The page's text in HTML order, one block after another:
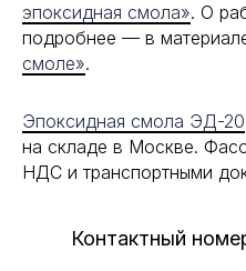
эпоксидная смола». О
подробнее — в
смоле».
Эпоксидная смола ЭД-20
на складе в Москве.
НДС и транспортными
Контактный